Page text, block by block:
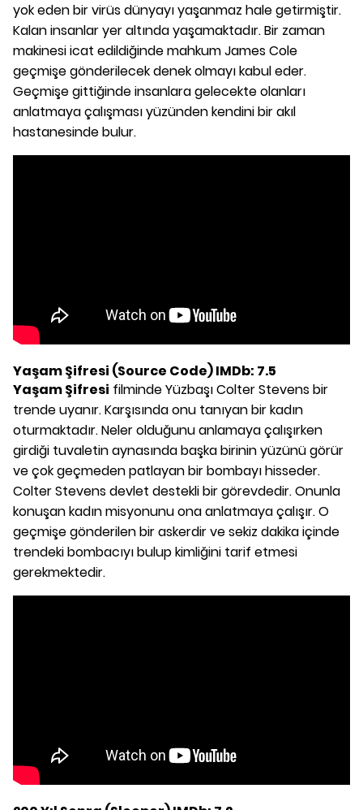
yok eden bir virüs dünyayı yaşanmaz hale getirmiştir.
Kalan insanlar yer altında yaşamaktadır. Bir zaman
makinesi icat edildiğinde mahkum James Cole
geçmişe gönderilecek denek olmayı kabul eder.
Geçmişe gittiğinde insanlara gelecekte olanları
anlatmaya çalışması yüzünden kendini bir akıl
hastanesinde bulur.
Yaşam Şifresi (Source Code) IMDb: 7.5
Yaşam Şifresi filminde Yüzbaşı Colter Stevens bir
trende uyanır. Karşısında onu tanıyan bir kadın
oturmaktadır. Neler olduğunu anlamaya çalışırken
girdiği tuvaletin aynasında başka birinin yüzünü görür
ve çok geçmeden patlayan bir bombayı hisseder.
Colter Stevens devlet destekli bir görevdedir. Onunla
konuşan kadın misyonunu ona anlatmaya çalışır. O
geçmişe gönderilen bir askerdir ve sekiz dakika içinde
trendeki bombacıyı bulup kimliğini tarif etmesi
gerekmektedir.